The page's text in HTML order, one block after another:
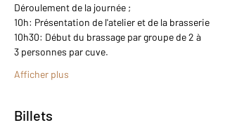
Déroulement de la journée ;
10h: Présentation de l'atelier et de la brasserie
10h30: Début du brassage par groupe de 2 à
3 personnes par cuve.
Afficher plus
Billets